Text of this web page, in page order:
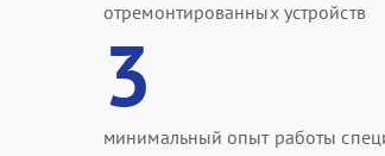
отремонтированных устройств
3
минимальный опыт работы